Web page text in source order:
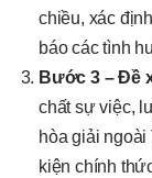
chiều, xác
báo các tình
Bước 3 – Đề
chất sự việc,
hòa giải
kiện chính